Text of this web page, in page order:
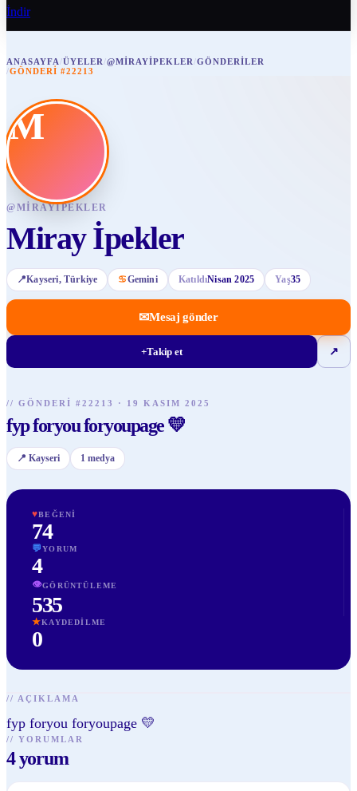
İndir
ANASAYFA/ÜYELER/@MIRAYIPEKLER/GÖNDERILER
/GÖNDERI #22213
M
@MIRAYIPEKLER
Miray İpekler
📍Kayseri, Türkiye ♋Gemini KatıldıNisan 2025 Yaş35
✉Mesaj gönder
+Takip et ↗
// GÖNDERI #22213 · 19 KASIM 2025
fyp foryou foryoupage 💛
📍 Kayseri 1 medya
♥BEĞENI
74
💬YORUM
4
👁GÖRÜNTÜLEME
535
★KAYDEDILME
0
// AÇIKLAMA
fyp foryou foryoupage 💛
// YORUMLAR
4yorum